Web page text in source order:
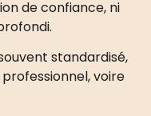
de confiance, ni
standardisé,
voire